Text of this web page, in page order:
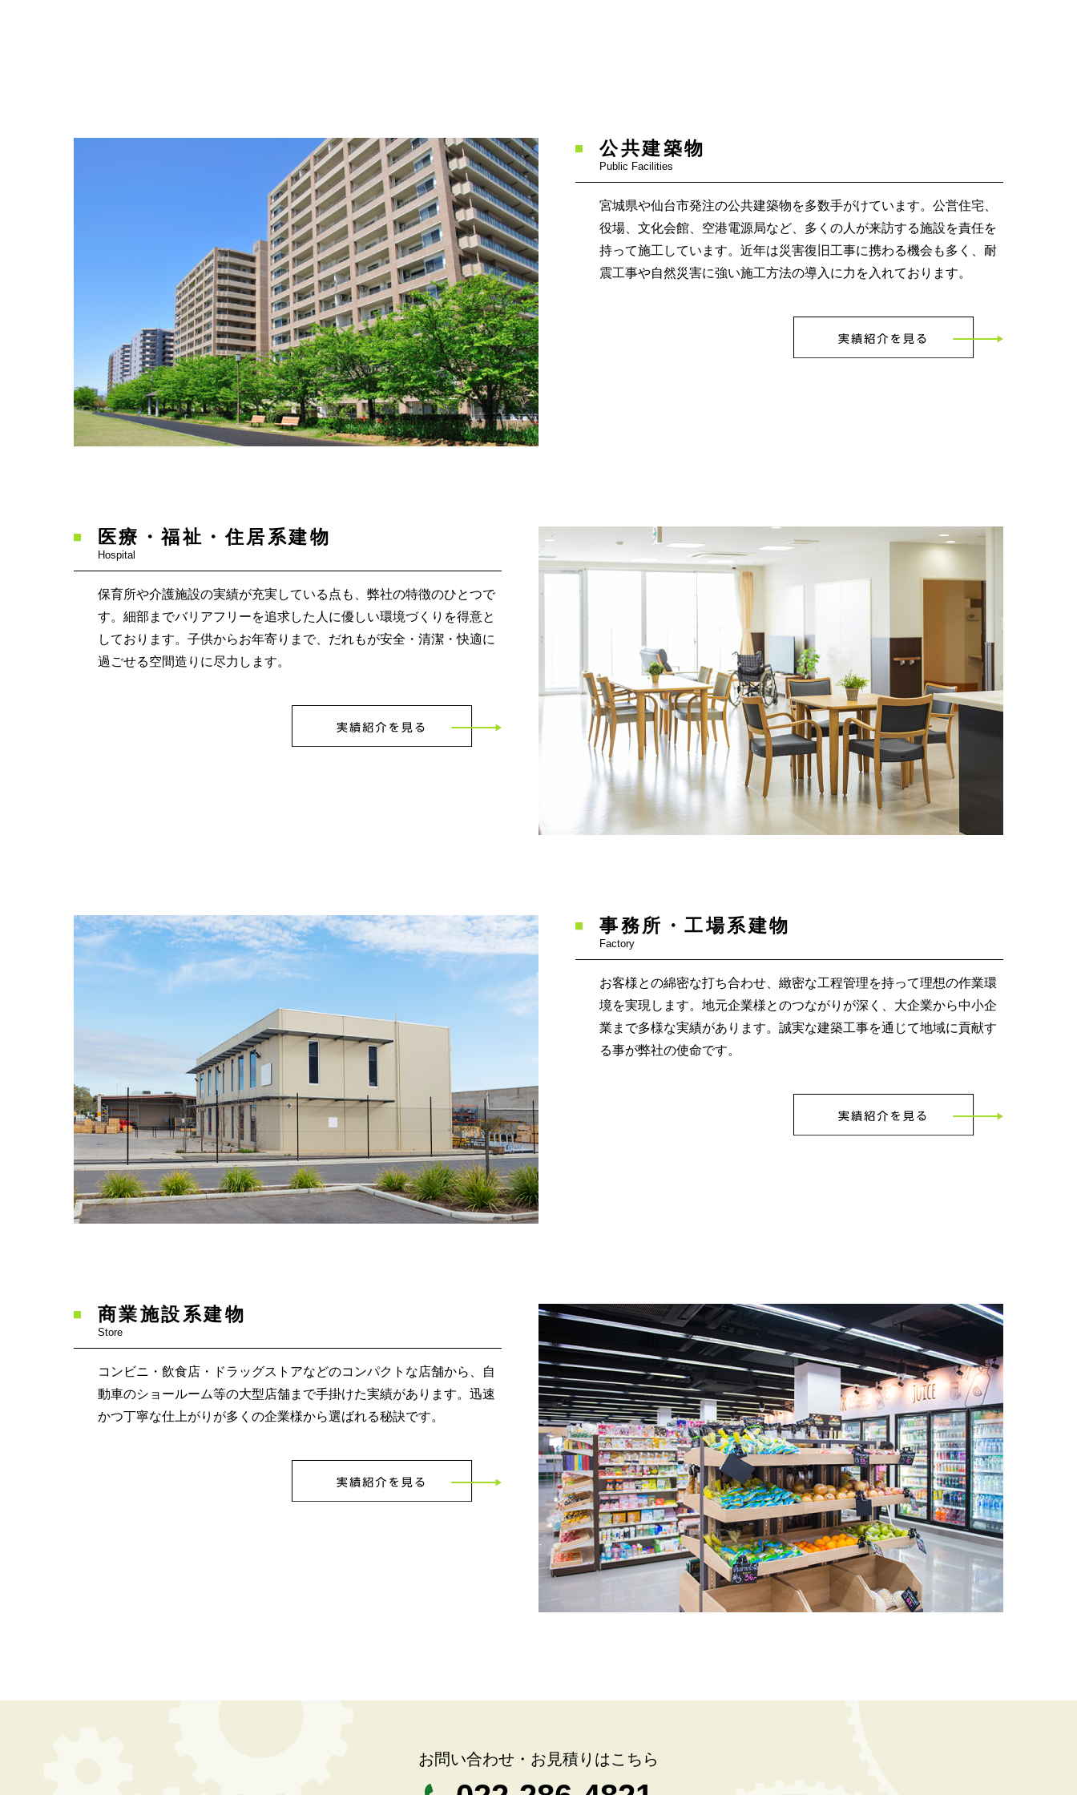
公共建築物
Public Facilities
宮城県や仙台市発注の公共建築物を多数手がけています。公営住宅、
役場、文化会館、空港電源局など、多くの人が来訪する施設を責任を
持って施工しています。近年は災害復旧工事に携わる機会も多く、耐
震工事や自然災害に強い施工方法の導入に力を入れております。
医療・福祉・住居系建物
Hospital
保育所や介護施設の実績が充実している点も、弊社の特徴のひとつで
す。細部までバリアフリーを追求した人に優しい環境づくりを得意と
しております。子供からお年寄りまで、だれもが安全・清潔・快適に
過ごせる空間造りに尽力します。
事務所・工場系建物
Factory
お客様との綿密な打ち合わせ、緻密な工程管理を持って理想の作業環
境を実現します。地元企業様とのつながりが深く、大企業から中小企
業まで多様な実績があります。誠実な建築工事を通じて地域に貢献す
る事が弊社の使命です。
商業施設系建物
Store
コンビニ・飲食店・ドラッグストアなどのコンパクトな店舗から、自
動車のショールーム等の大型店舗まで手掛けた実績があります。迅速
かつ丁寧な仕上がりが多くの企業様から選ばれる秘訣です。
お問い合わせ・お見積りはこちら